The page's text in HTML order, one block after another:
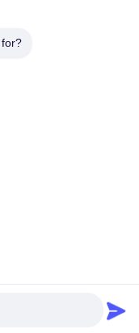
Fornitore. 2018-
Tutti i diritti riservati.